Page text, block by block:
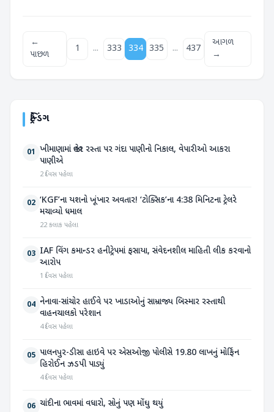
←
પાછળ
1 ... 333 334 335 ... 437
આગળ
→
ટ્રેન્ડિંગ
01 ખીમાણામાં જાહેર રસ્તા પર ગંદા પાણીનો નિકાલ, વેપારીઓ આકરા
પાણીએ
2 દિવસ પહેલા
02 ‘KGF’ના યશનો ખૂંખાર અવતાર! ‘ટોક્સિક’ના 4:38 મિનિટના ટ્રેલરે
મચાવ્યો ધમાલ
22 કલાક પહેલા
03 IAF વિંગ કમાન્ડર હનીટ્રેપમાં ફસાયા, સંવેદનશીલ માહિતી લીક કરવાનો
આરોપ
1 દિવસ પહેલા
04 નેનાવા-સાંચોર હાઈવે પર ખાડાઓનું સામ્રાજ્ય બિસ્માર રસ્તાથી
વાહનચાલકો પરેશાન
4 દિવસ પહેલા
05 પાલનપુર-ડીસા હાઇવે પર એસઓજી પોલીસે 19.80 લાખનું મોર્ફિન
હિરોઈન ઝડપી પાડ્યું
4 દિવસ પહેલા
06 ચાંદીના ભાવમાં વધારો, સોનું પણ મોંઘુ થયું